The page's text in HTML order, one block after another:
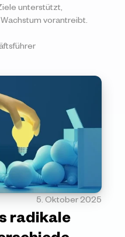
unterstützt,
vorantreibt.
5. Oktober 2025
radikale